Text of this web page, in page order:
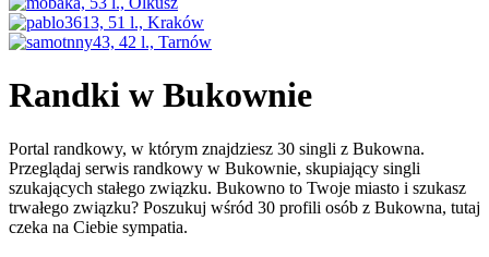
Randki w Bukownie
Portal randkowy, w którym znajdziesz 30 singli z Bukowna.
Przeglądaj serwis randkowy w Bukownie, skupiający singli
szukających stałego związku. Bukowno to Twoje miasto i szukasz
trwałego związku? Poszukuj wśród 30 profili osób z Bukowna, tutaj
czeka na Ciebie sympatia.